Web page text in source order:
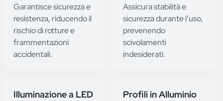
Garantisce sicurezza e
resistenza, riducendo il
rischio di rotture e
frammentazioni
accidentali.
Assicura stabilità e
sicurezza durante l’uso,
prevenendo
scivolamenti
indesiderati.
Illuminazione a LED Profili in Alluminio